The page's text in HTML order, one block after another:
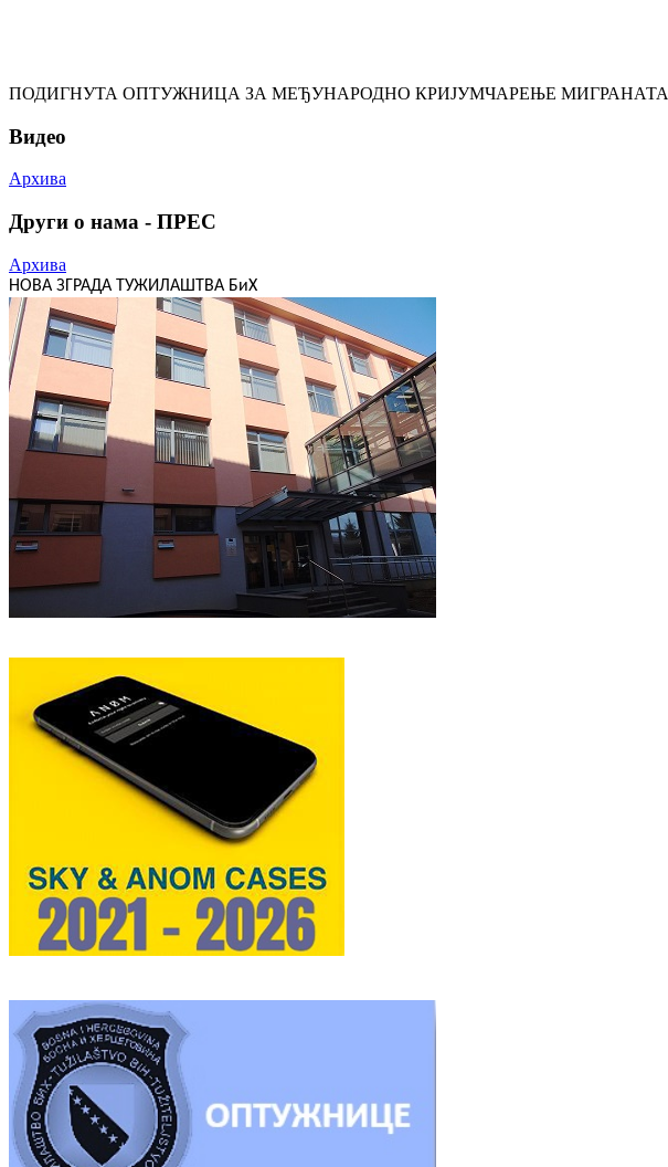
ПОДИГНУТА ОПТУЖНИЦА ЗА МЕЂУНАРОДНО КРИЈУМЧАРЕЊЕ МИГРАНАТА
Видео
Архива
Други о нама - ПРЕС
Архива
НОВА ЗГРАДА ТУЖИЛАШТВА БиХ